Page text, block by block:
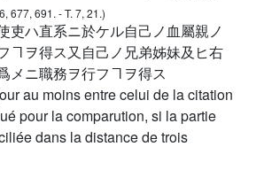
677, 691. - T. 7, 21.)
吏ハ直系ニ於ケル自己ノ血屬親ノ
ヿヲ得ス又自己ノ兄弟姊妹及ヒ右
メニ職務ヲ行フヿヲ得ス
au moins entre celui de la citation
pour la comparution, si la partie
dans la distance de trois